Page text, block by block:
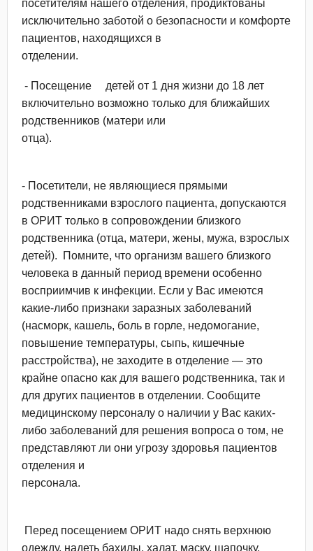
посетителям нашего отделения, продиктованы
исключительно заботой о безопасности и комфорте
пациентов, находящихся в
отделении.
- Посещение детей от 1 дня жизни до 18 лет
включительно возможно только для ближайших
родственников (матери или
отца).
- Посетители, не являющиеся прямыми
родственниками взрослого пациента, допускаются
в ОРИТ только в сопровождении близкого
родственника (отца, матери, жены, мужа, взрослых
детей). Помните, что организм вашего близкого
человека в данный период времени особенно
восприимчив к инфекции. Если у Вас имеются
какие-либо признаки заразных заболеваний
(насморк, кашель, боль в горле, недомогание,
повышение температуры, сыпь, кишечные
расстройства), не заходите в отделение — это
крайне опасно как для вашего родственника, так и
для других пациентов в отделении. Сообщите
медицинскому персоналу о наличии у Вас каких-
либо заболеваний для решения вопроса о том, не
представляют ли они угрозу здоровья пациентов
отделения и
персонала.
Перед посещением ОРИТ надо снять верхнюю
одежду, надеть бахилы, халат, маску, шапочку,